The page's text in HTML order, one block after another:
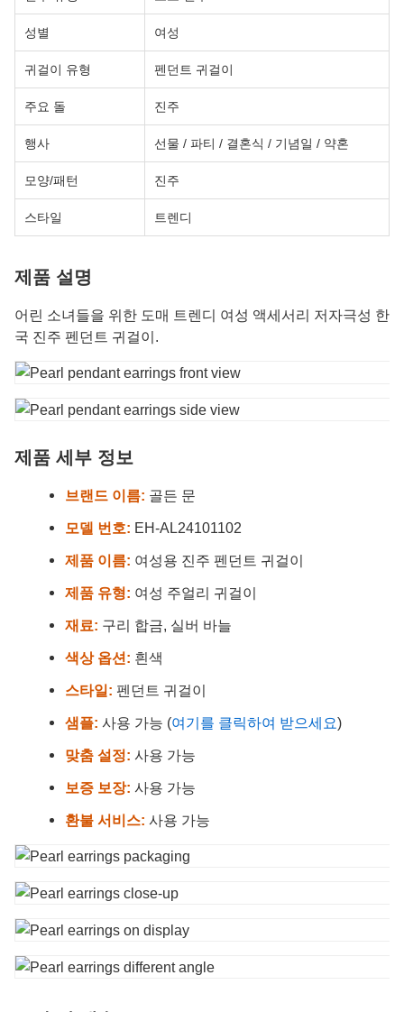
성별 여성
귀걸이 유형 펜던트 귀걸이
주요 돌 진주
행사 선물 / 파티 / 결혼식 / 기념일 / 약혼
모양/패턴 진주
스타일 트렌디
제품 설명
어린 소녀들을 위한 도매 트렌디 여성 액세서리 저자극성 한
국 진주 펜던트 귀걸이.
제품 세부 정보
브랜드 이름: 골든 문
모델 번호: EH-AL24101102
제품 이름: 여성용 진주 펜던트 귀걸이
제품 유형: 여성 주얼리 귀걸이
재료: 구리 합금, 실버 바늘
색상 옵션: 흰색
스타일: 펜던트 귀걸이
샘플: 사용 가능 (여기를 클릭하여 받으세요)
맞춤 설정: 사용 가능
보증 보장: 사용 가능
환불 서비스: 사용 가능